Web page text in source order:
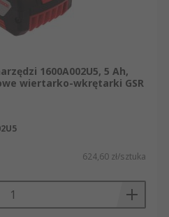
1600A002U5, 5 Ah,
wiertarko-wkrętarki GSR
624,60 zł/sztuka